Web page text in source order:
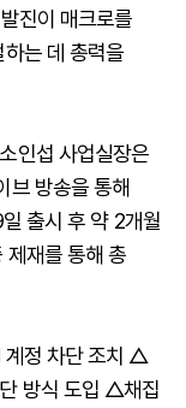
진이 매크로를
는 데 총력을
인섭 사업실장은
브 방송을 통해
출시 후 약 2개월
제재를 통해 총
계정 차단 조치 △
방식 도입 △채집